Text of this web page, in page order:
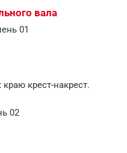
вала
01
крест-накрест.
02